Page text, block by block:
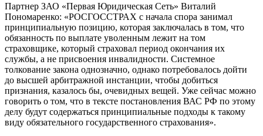
Партнер ЗАО «Первая Юридическая Сеть» Виталий
Пономаренко: «РОСГОССТРАХ с начала спора занимал
принципиальную позицию, которая заключалась в том, что
обязанность по выплате уволенным лежит на том
страховщике, который страховал период окончания их
службы, а не присвоения инвалидности. Системное
толкование закона однозначно, однако потребовалось дойти
до высшей арбитражной инстанции, чтобы добиться
признания, казалось бы, очевидных вещей. Уже сейчас можно
говорить о том, что в тексте постановления ВАС РФ по этому
делу будут содержаться принципиальные подходы к такому
виду обязательного государственного страхования».